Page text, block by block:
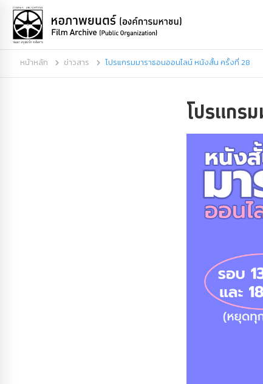
หน้าหลัก ข่าวสาร โปรแกรมมาราธอนออนไลน์ หนังสั้น ครั้งที่ 28
โปรแกร